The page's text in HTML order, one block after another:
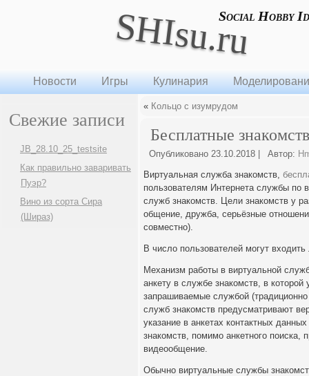
SHIsu.ruSocial Hobby
Новости Игры Кулинария
Свежие записи
JB_28.10_25_testsite
Как правильно заваривать
Пуэр?
Вино из сорта Сира
(Шираз)
« Кольцо с изумрудом
Бесплатные
Опубликовано 23.10.2018 Автор:
Виртуальная служба знакомств,
пользователям Интернета службы по
служб знакомств. Цели знакомств у
общение, дружба, серьёзные
совместно).
В число пользователей могут
Механизм работы в виртуальной
анкету в службе знакомств, в
запрашиваемые службой
служб знакомств предусматривают
указание в анкетах контактных
знакомств, помимо анкетного
видеообщение.
Обычно виртуальные службы